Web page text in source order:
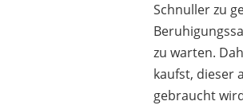
Schnuller zu
zu warten.
kaufst, dieser
gebraucht